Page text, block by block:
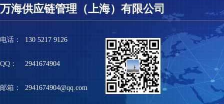
电话： 130 5217 9126
QQ： 2941674904
邮箱： 2941674904@qq.com
万海供应链管理（上海）有限公司